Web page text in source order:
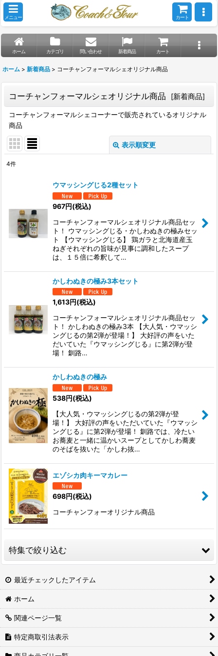
メニュー カート
ホーム カテゴリ 問い合わせ 新着商品 カート
ホーム > 新着商品 > コーチャンフォーマルシェオリジナル商品
コーチャンフォーマルシェオリジナル商品 [新着商品]
コーチャンフォーマルシェコーナーで販売されているオリジナル
商品
表示順変更
絞り込む
4件
ウマッシングじる2種セット
967円(税込)
コーチャンフォーマルシェオリジナル商品セッ
ト！ ウマッシングじる・かしわぬきの極みセッ
ト 【ウマッシングじる】 鶏ガラと北海道産玉
ねぎそれぞれの旨味が見事に調和したスープ
は、１５倍に希釈して…
かしわぬきの極み3本セット
1,613円(税込)
コーチャンフォーマルシェオリジナル商品セッ
ト！ かしわぬきの極み3本 【大人気・ウマッシ
ングじるの第2弾が登場！】 大好評の声をいた
だいていた『ウマッシングじる』に第2弾が登
場！ 釧路…
かしわぬきの極み
538円(税込)
【大人気・ウマッシングじるの第2弾が登
場！】 大好評の声をいただいていた『ウマッシ
ングじる』に第2弾が登場！ 釧路では、冷たい
お蕎麦と一緒に温かいスープとしてかしわ蕎麦
のそばを抜いた「かしわ抜…
エゾシカ肉キーマカレー
698円(税込)
コーチャンフォーオリジナル商品
特集で絞り込む
コーチャンフォー限定特典付き商品
コーチャンフォーマルシェオリジナル商品
コーチャンフォー限定商品
佐藤優樹さん関連商品
最近チェックしたアイテム
ホーム
関連ページ一覧
特定商取引法表示